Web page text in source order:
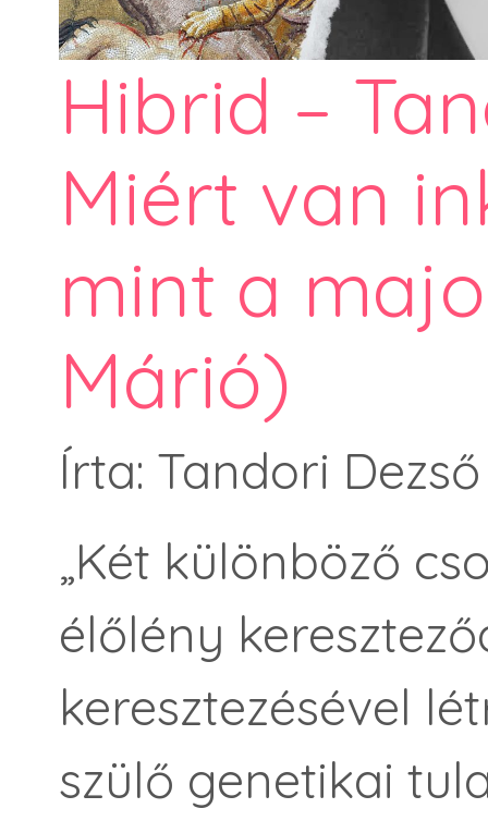
Hibrid –
Miért van
mint a
Márió)
Írta: Tandori Dezső
„Két különböző
élőlény
keresztezésével
szülő genetikai